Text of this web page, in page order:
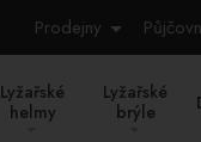
Prodejny
Lyžařské
helmy
Lyžařské
brýle